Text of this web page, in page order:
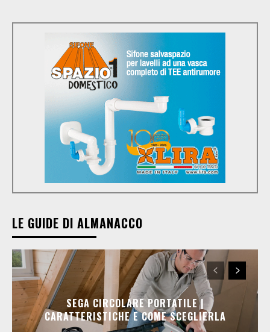
LE GUIDE DI ALMANACCO
SEGA CIRCOLARE PORTATILE |
CARATTERISTICHE E COME SCEGLIERLA